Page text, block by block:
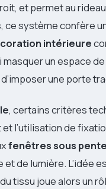
et permet au
ce système confère
intérieure
un espace
une porte
, certains critères
l’utilisation de
fenêtres sous
et de lumière. L’idée
tissu joue alors un